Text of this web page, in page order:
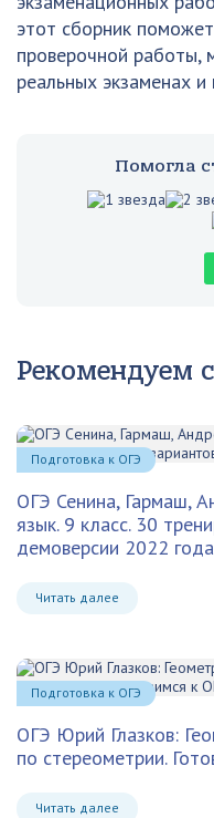
этот сборник
проверочной работы,
реальных экзаменах
Помогла
Рекомендуем
ОГЭ Сенина, Гармаш,
язык. 9 класс. 30
демоверсии 2022 года
Читать далее
Подготовка к ОГЭ
ОГЭ Юрий Глазков:
по стереометрии.
Читать далее
Подготовка к ОГЭ